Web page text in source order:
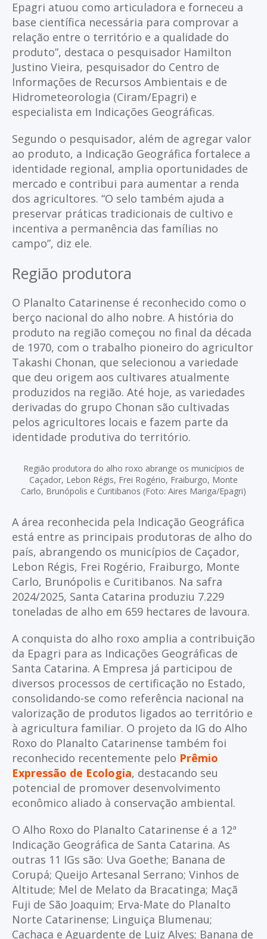
Epagri atuou como articuladora e forneceu a
base científica necessária para comprovar a
relação entre o território e a qualidade do
produto”, destaca o pesquisador Hamilton
Justino Vieira, pesquisador do Centro de
Informações de Recursos Ambientais e de
Hidrometeorologia (Ciram/Epagri) e
especialista em Indicações Geográficas.
Segundo o pesquisador, além de agregar valor
ao produto, a Indicação Geográfica fortalece a
identidade regional, amplia oportunidades de
mercado e contribui para aumentar a renda
dos agricultores. “O selo também ajuda a
preservar práticas tradicionais de cultivo e
incentiva a permanência das famílias no
campo”, diz ele.
Região produtora
O Planalto Catarinense é reconhecido como o
berço nacional do alho nobre. A história do
produto na região começou no final da década
de 1970, com o trabalho pioneiro do agricultor
Takashi Chonan, que selecionou a variedade
que deu origem aos cultivares atualmente
produzidos na região. Até hoje, as variedades
derivadas do grupo Chonan são cultivadas
pelos agricultores locais e fazem parte da
identidade produtiva do território.
Região produtora do alho roxo abrange os municípios de
Caçador, Lebon Régis, Frei Rogério, Fraiburgo, Monte
Carlo, Brunópolis e Curitibanos (Foto: Aires Mariga/Epagri)
A área reconhecida pela Indicação Geográfica
está entre as principais produtoras de alho do
país, abrangendo os municípios de Caçador,
Lebon Régis, Frei Rogério, Fraiburgo, Monte
Carlo, Brunópolis e Curitibanos. Na safra
2024/2025, Santa Catarina produziu 7.229
toneladas de alho em 659 hectares de lavoura.
A conquista do alho roxo amplia a contribuição
da Epagri para as Indicações Geográficas de
Santa Catarina. A Empresa já participou de
diversos processos de certificação no Estado,
consolidando-se como referência nacional na
valorização de produtos ligados ao território e
à agricultura familiar. O projeto da IG do Alho
Roxo do Planalto Catarinense também foi
reconhecido recentemente pelo Prêmio
Expressão de Ecologia, destacando seu
potencial de promover desenvolvimento
econômico aliado à conservação ambiental.
O Alho Roxo do Planalto Catarinense é a 12ª
Indicação Geográfica de Santa Catarina. As
outras 11 IGs são: Uva Goethe; Banana de
Corupá; Queijo Artesanal Serrano; Vinhos de
Altitude; Mel de Melato da Bracatinga; Maçã
Fuji de São Joaquim; Erva-Mate do Planalto
Norte Catarinense; Linguiça Blumenau;
Cachaça e Aguardente de Luiz Alves; Banana de